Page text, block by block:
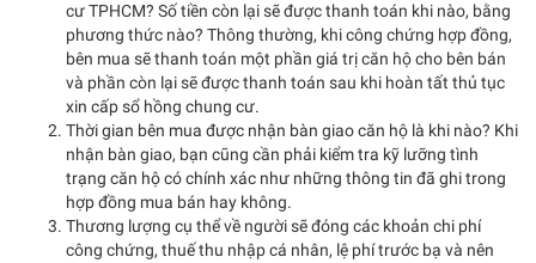
cư TPHCM? Số tiền còn lại sẽ được thanh toán khi nào, bằng
phương thức nào? Thông thường, khi công chứng hợp đồng,
bên mua sẽ thanh toán một phần giá trị căn hộ cho bên bán
và phần còn lại sẽ được thanh toán sau khi hoàn tất thủ tục
xin cấp sổ hồng chung cư.
Thời gian bên mua được nhận bàn giao căn hộ là khi nào? Khi
nhận bàn giao, bạn cũng cần phải kiểm tra kỹ lưỡng tình
trạng căn hộ có chính xác như những thông tin đã ghi trong
hợp đồng mua bán hay không.
Thương lượng cụ thể về người sẽ đóng các khoản chi phí
công chứng, thuế thu nhập cá nhân, lệ phí trước bạ và nên